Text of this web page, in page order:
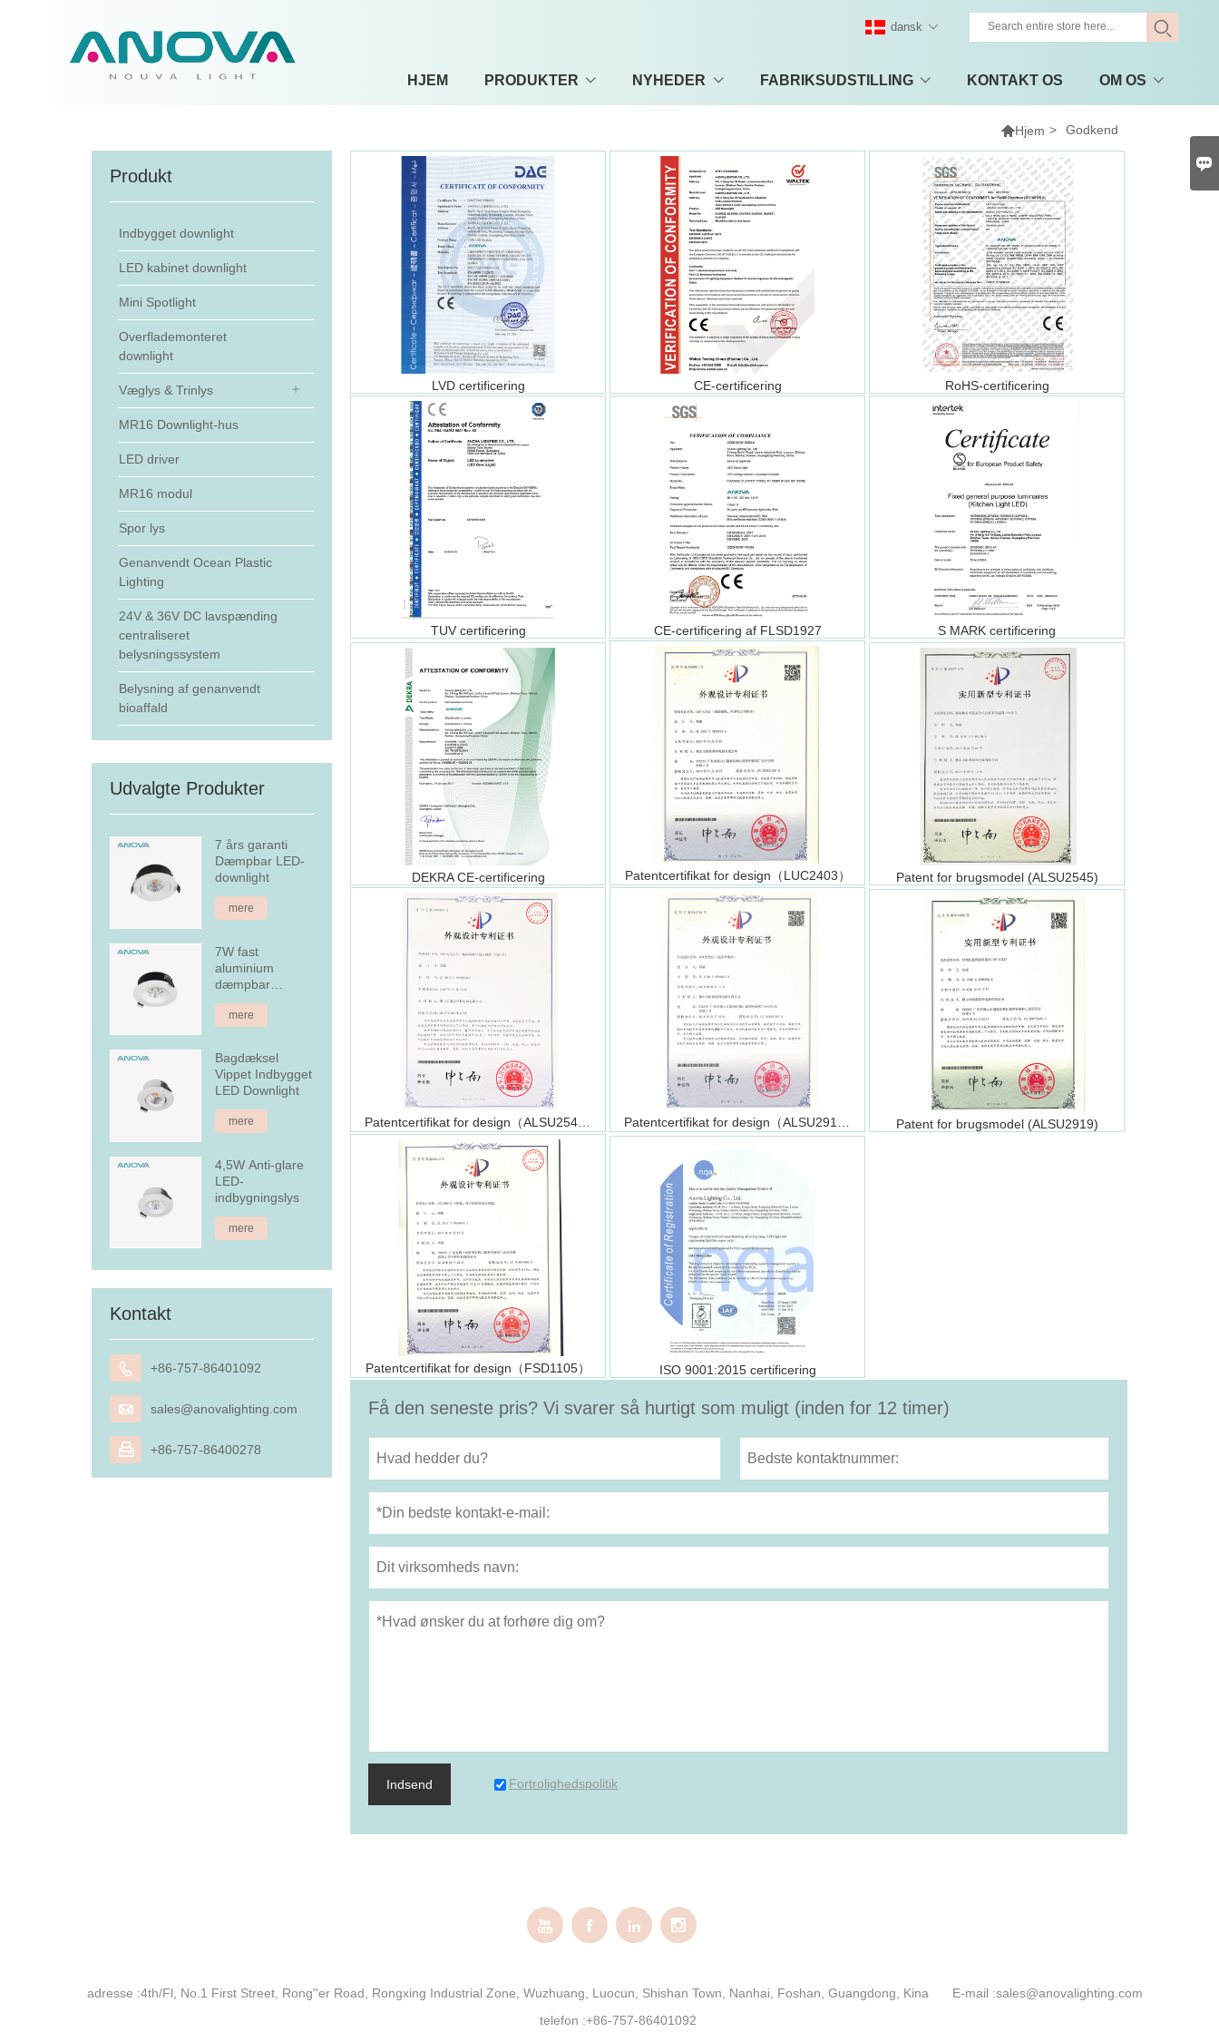
HJEM PRODUKTER NYHEDER FABRIKSUDSTILLING KONTAKT OS OM OS
dansk
Hjem > Godkend
Produkt
Indbygget downlight
LED kabinet downlight
Mini Spotlight
Overflademonteret
downlight
Væglys & Trinlys
MR16 Downlight-hus
LED driver
MR16 modul
Spor lys
Genanvendt Ocean Plastic
Lighting
24V & 36V DC lavspænding
centraliseret
belysningssystem
Belysning af genanvendt
bioaffald
Udvalgte Produkter
7 års garanti
Dæmpbar LED-
downlight
mere
7W fast
aluminium
dæmpbar
forsænket LED
downlight
mere
Bagdæksel
Vippet Indbygget
LED Downlight
mere
4,5W Anti-glare
LED-
indbygningslys
mere
Kontakt
 +86-757-86401092
 sales@anovalighting.com
 +86-757-86400278
LVD certificering CE-certificering RoHS-certificering
TUV certificering CE-certificering af FLSD1927 S MARK certificering
DEKRA CE-certificering Patentcertifikat for design（LUC2403） Patent for brugsmodel (ALSU2545)
Patent for brugsmodel (ALSU2919)
Patentcertifikat for design（FSD1105） ISO 9001:2015 certificering
Få den seneste pris? Vi svarer så hurtigt som muligt (inden for 12 timer)
Indsend Fortrolighedspolitik
   
adresse :4th/Fl, No.1 First Street, Rong''er Road, Rongxing Industrial Zone, Wuzhuang, Luocun, Shishan Town, Nanhai, Foshan, Guangdong, Kina E-mail :sales@anovalighting.com
telefon :+86-757-86401092
